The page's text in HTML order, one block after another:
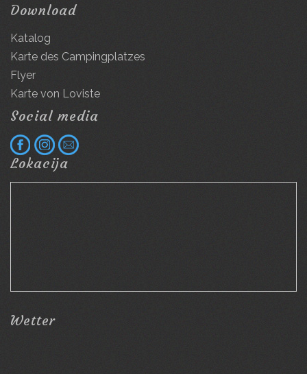
Download
Katalog
Karte des Campingplatzes
Flyer
Karte von Loviste
Social media
Lokacija
Wetter